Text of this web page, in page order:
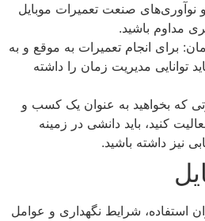
و نوآوری‌های صنعت تعمیرات موبایل
مداوم باشید.
برای انجام تعمیرات به موقع و به
توانایی مدیریت زمان را داشته
که بخواهید به عنوان یک کسب و
کنید، باید دانشی در زمینه
نیز داشته باشید.
استفاده، شرایط نگهداری و عوامل